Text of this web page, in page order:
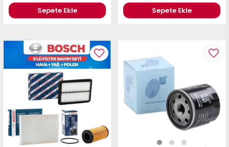
Sepete Ekle Sepete Ekle